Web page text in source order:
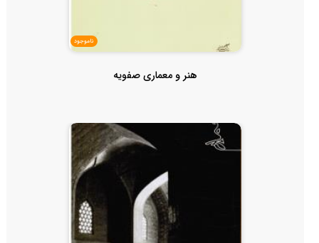
ناموجود
هنر و معماری صفویه